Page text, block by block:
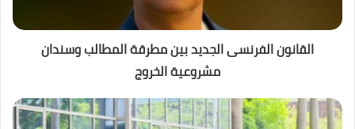
القانون الفرنسى الجديد بين مطرقة المطالب وسندان
مشروعية الخروج